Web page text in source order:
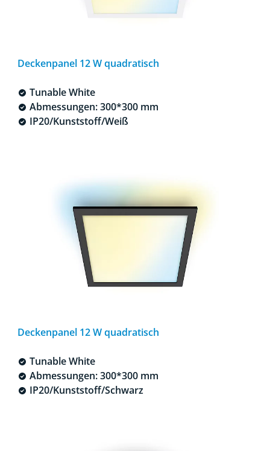
Deckenpanel 12 W quadratisch
Tunable White
Abmessungen: 300*300 mm
IP20/Kunststoff/Weiß
Deckenpanel 12 W quadratisch
Tunable White
Abmessungen: 300*300 mm
IP20/Kunststoff/Schwarz